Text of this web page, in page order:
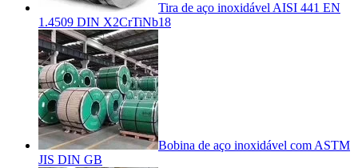
Tira de aço inoxidável AISI 441 EN
1.4509 DIN X2CrTiNb18
Bobina de aço inoxidável com ASTM
JIS DIN GB